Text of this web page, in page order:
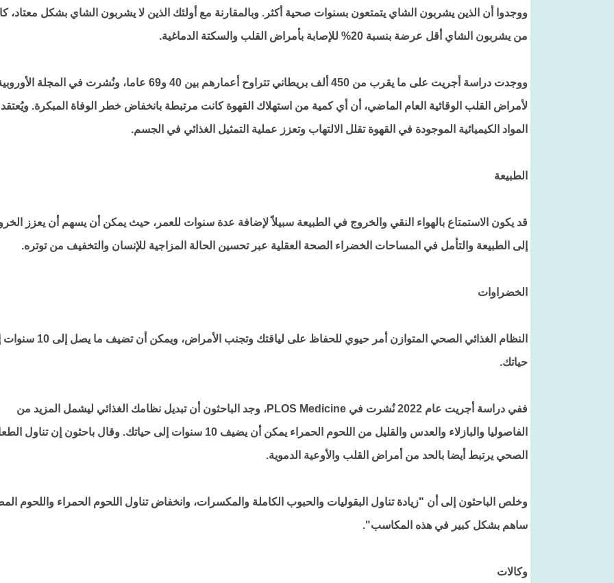
ووجدوا أن الذين يشربون الشاي يتمتعون بسنوات صحية أكثر. وبالمقارنة مع أولئك الذين لا يشربون الشاي بشكل معتاد،
من يشربون الشاي أقل عرضة بنسبة 20% للإصابة بأمراض القلب والسكتة الدماغية.
ووجدت دراسة أجريت على ما يقرب من 450 ألف بريطاني تتراوح أعمارهم بين 40 و69 عاما، ونُشرت في المجلة
لأمراض القلب الوقائية العام الماضي، أن أي كمية من استهلاك القهوة كانت مرتبطة بانخفاض خطر الوفاة المبكرة.
المواد الكيميائية الموجودة في القهوة تقلل الالتهاب وتعزز عملية التمثيل الغذائي في الجسم.
الطبيعة
قد يكون الاستمتاع بالهواء النقي والخروج في الطبيعة سبيلاً لإضافة عدة سنوات للعمر، حيث يمكن أن يسهم أن يعزز
إلى الطبيعة والتأمل في المساحات الخضراء الصحة العقلية عبر تحسين الحالة المزاجية للإنسان والتخفيف من توتره.
الخضراوات
النظام الغذائي الصحي المتوازن أمر حيوي للحفاظ على لياقتك وتجنب الأمراض،
حياتك.
ففي دراسة أجريت عام 2022 نُشرت في PLOS Medicine، وجد الباحثون أن تبديل نظامك الغذائي ليشمل المزيد من
الفاصوليا والبازلاء والعدس والقليل من اللحوم الحمراء يمكن أن يضيف 10 سنوات إلى حياتك. وقال باحثون إن تناول
الصحي يرتبط أيضا بالحد من أمراض القلب والأوعية الدموية.
وخلص الباحثون إلى أن "زيادة تناول البقوليات والحبوب الكاملة والمكسرات، وانخفاض تناول اللحوم الحمراء واللحوم
ساهم بشكل كبير في هذه المكاسب".
وكالات